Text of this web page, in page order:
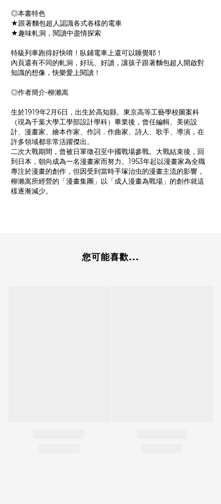
◎本書特色
★跟著麵包超人認識各式各樣的電車
★趣味軋洞，閱讀中盡情探索
特級列車跑得好快唷！臥鋪電車上還可以睡覺耶！
內頁還有不同的軋洞，好玩、好讀，讓孩子跟著麵包超人開啟對
知識的想像，快樂愛上閱讀！
◎作者簡介-柳瀨嵩
生於1919年2月6日，出生於高知縣。東京高等工藝學校圖案科
（現為千葉大學工學部設計學科）畢業後，曾任編輯、美術設
計、漫畫家、繪本作家、作詞．作曲家、詩人、歌手、導演，在
許多領域都非常活躍傑出。
二次大戰期間，曾被日軍徵召至中國戰場參戰。大戰結束後，回
到日本，朝向成為一名漫畫家而努力。1953年起以漫畫家為全職
專注於漫畫的創作，但因受到當時手塚治虫的漫畫主流的影響，
柳瀨嵩所經營的「漫畫集團」以「成人漫畫為戰場」的創作就這
樣逐漸減少。
您可能喜歡...